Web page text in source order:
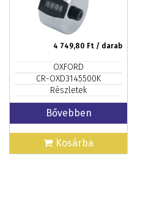
4 749,80 Ft / darab
OXFORD
CR-OXD3145500K
Részletek
Bővebben
Kosárba